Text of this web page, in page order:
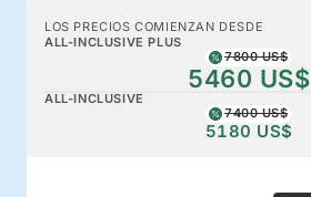
LOS PRECIOS COMIENZAN DESDE
ALL-INCLUSIVE PLUS
7800 US$
5460 US$
ALL-INCLUSIVE
7400 US$
5180 US$